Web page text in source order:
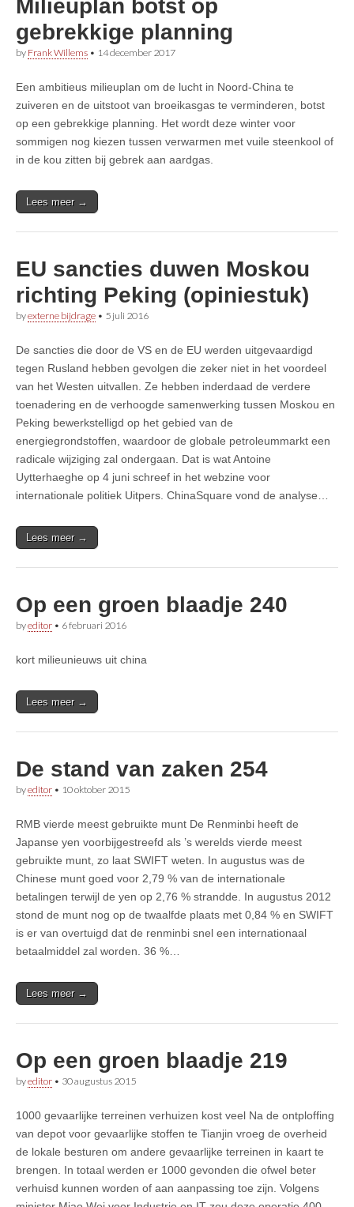
Milieuplan botst op
gebrekkige planning
by Frank Willems • 14 december 2017
Een ambitieus milieuplan om de lucht in Noord-China te
zuiveren en de uitstoot van broeikasgas te verminderen, botst
op een gebrekkige planning. Het wordt deze winter voor
sommigen nog kiezen tussen verwarmen met vuile steenkool of
in de kou zitten bij gebrek aan aardgas.
Lees meer →
EU sancties duwen Moskou
richting Peking (opiniestuk)
byexterne bijdrage • 5 juli 2016
De sancties die door de VS en de EU werden uitgevaardigd
tegen Rusland hebben gevolgen die zeker niet in het voordeel
van het Westen uitvallen. Ze hebben inderdaad de verdere
toenadering en de verhoogde samenwerking tussen Moskou en
Peking bewerkstelligd op het gebied van de
energiegrondstoffen, waardoor de globale petroleummarkt een
radicale wijziging zal ondergaan. Dat is wat Antoine
Uytterhaeghe op 4 juni schreef in het webzine voor
internationale politiek Uitpers. ChinaSquare vond de analyse…
Lees meer →
Op een groen blaadje 240
byeditor • 6 februari 2016
kort milieunieuws uit china
Lees meer →
De stand van zaken 254
byeditor • 10 oktober 2015
RMB vierde meest gebruikte munt De Renminbi heeft de
Japanse yen voorbijgestreefd als ’s werelds vierde meest
gebruikte munt, zo laat SWIFT weten. In augustus was de
Chinese munt goed voor 2,79 % van de internationale
betalingen terwijl de yen op 2,76 % strandde. In augustus 2012
stond de munt nog op de twaalfde plaats met 0,84 % en SWIFT
is er van overtuigd dat de renminbi snel een internationaal
betaalmiddel zal worden. 36 %…
Lees meer →
Op een groen blaadje 219
byeditor • 30 augustus 2015
1000 gevaarlijke terreinen verhuizen kost veel Na de ontploffing
van depot voor gevaarlijke stoffen te Tianjin vroeg de overheid
de lokale besturen om andere gevaarlijke terreinen in kaart te
brengen. In totaal werden er 1000 gevonden die ofwel beter
verhuisd kunnen worden of aan aanpassing toe zijn. Volgens